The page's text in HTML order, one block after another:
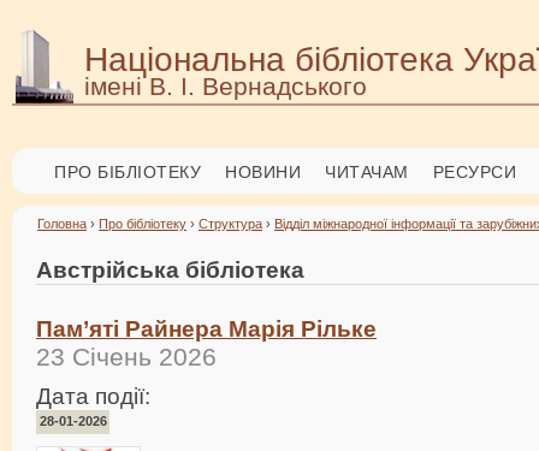
Національна бібліотека
імені В. І. Вернадського
ПРО БІБЛІОТЕКУ НОВИНИ ЧИТАЧАМ РЕСУРСИ
Головна › Про бібліотеку › Структура › Відділ міжнародної інформації та
Австрійська бібліотека
Пам’яті Райнера Марія Рільке
23 Січень 2026
Дата події:
28-01-2026